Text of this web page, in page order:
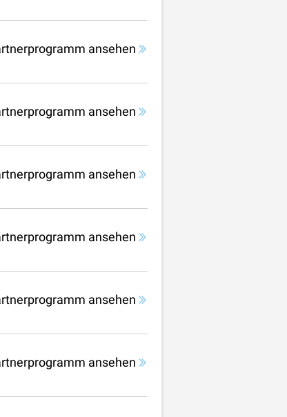
ansehen
ansehen
ansehen
ansehen
ansehen
ansehen